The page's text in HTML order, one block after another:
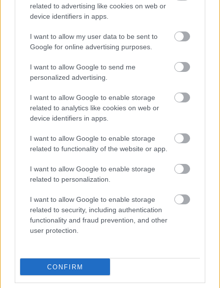
related to advertising like cookies on web or
device identifiers in apps.
I want to allow my user data to be sent to
Google for online advertising purposes.
I want to allow Google to send me
personalized advertising.
I want to allow Google to enable storage
related to analytics like cookies on web or
device identifiers in apps.
I want to allow Google to enable storage
related to functionality of the website or app.
I want to allow Google to enable storage
related to personalization.
I want to allow Google to enable storage
related to security, including authentication
functionality and fraud prevention, and other
user protection.
CONFIRM
Παρασκευή, 12 Οκτωβρίου 2012, 14:30
Νέα ενδοσκοπική επέμβαση για την θεραπεία
της αχαλασίας του οισοφάγου
Καρκίνος του Γαστρεντερικού συστήματος: Πρόληψη,
Αναγνώριση και Διαχείριση - Ένα Αλφαβητάρι για τους
Η πορεία του καρκίνου στην Ελλάδα
Σύμφωνα με τον Π.Ο.Υ., ένα ποσοστό που υπερβαίνει το 30